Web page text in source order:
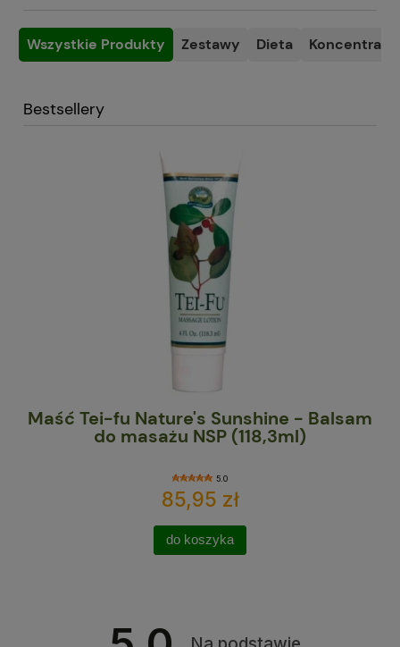
Wszystkie Produkty Zestawy Dieta
Bestsellery
Maść Tei-fu Nature's Sunshine - Balsam
do masażu NSP (118,3ml)
5.0
85,95 zł
do koszyka